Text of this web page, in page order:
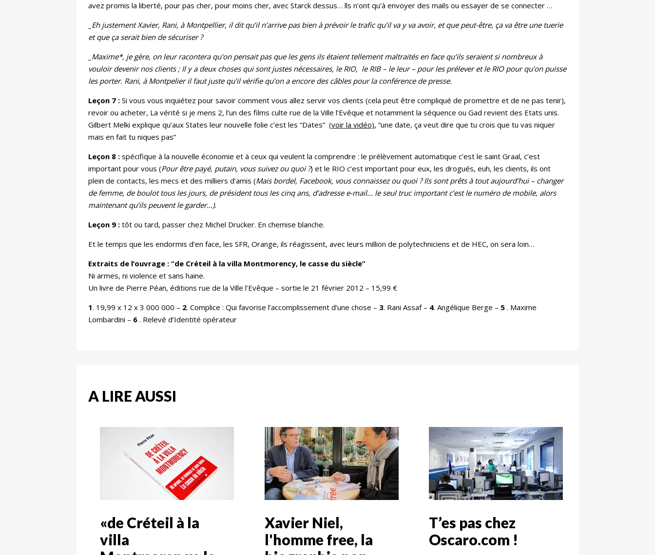
avez promis la liberté, pour pas cher, pour moins cher, avec Starck dessus… lls n’ont qu’à envoyer des mails ou essayer de se connecter …
_Eh justement Xavier, Rani, à Montpellier, il dit qu’il n’arrive pas bien à prévoir le trafic qu’il va y va avoir, et que peut-être, ça va être une tuerie
et que ça serait bien de sécuriser ?
_Maxime*, je gère, on leur racontera qu’on pensait pas que les gens ils étaient tellement maltraités en face qu’ils seraient si nombreux à
vouloir devenir nos clients ; Il y a deux choses qui sont justes nécessaires, le RIO, le RIB – le leur – pour les prélever et le RIO pour qu’on puisse
les porter. Rani, à Montpelier il faut juste qu’il vérifie qu’on a encore des câbles pour la conférence de presse.
Leçon 7 : Si vous vous inquiétez pour savoir comment vous allez servir vos clients (cela peut être compliqué de promettre et de ne pas tenir),
revoir ou acheter, La vérité si je mens 2, l’un des films culte rue de la Ville l’Evêque et notamment la séquence ou Gad revient des Etats unis.
Gilbert Melki explique qu’aux States leur nouvelle folie c’est les “Dates” (voir la vidéo), “une date, ça veut dire que tu crois que tu vas niquer
mais en fait tu niques pas”
Leçon 8 : spécifique à la nouvelle économie et à ceux qui veulent la comprendre : le prélèvement automatique c’est le saint Graal, c’est
important pour vous (Pour être payé, putain, vous suivez ou quoi ?) et le RIO c’est important pour eux, les drogués, euh, les clients, ils ont
plein de contacts, les mecs et des milliers d’amis (Mais bordel, Facebook, vous connaissez ou quoi ? Ils sont prêts à tout aujourd’hui – changer
de femme, de boulot tous les jours, de président tous les cinq ans, d’adresse e-mail… le seul truc important c’est le numéro de mobile, alors
maintenant qu’ils peuvent le garder…).
Leçon 9 : tôt ou tard, passer chez Michel Drucker. En chemise blanche.
Et le temps que les endormis d’en face, les SFR, Orange, ils réagissent, avec leurs million de polytechniciens et de HEC, on sera loin…
Extraits de l’ouvrage : “de Créteil à la villa Montmorency, le casse du siècle”
Ni armes, ni violence et sans haine.
Un livre de Pierre Péan, éditions rue de la Ville l’Evêque – sortie le 21 février 2012 – 15,99 €
1. 19,99 x 12 x 3 000 000 – 2. Complice : Qui favorise l’accomplissement d’une chose – 3. Rani Assaf – 4. Angélique Berge – 5 . Maxime
Lombardini – 6 . Relevé d’Identité opérateur
A LIRE AUSSI
«de Créteil à la
villa
Xavier Niel,
l'homme free, la
T’es pas chez
Oscaro.com !